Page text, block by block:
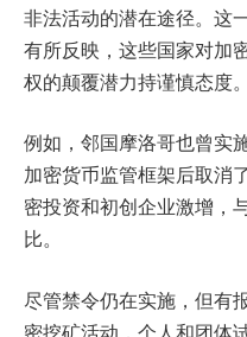
非法活动的潜在途径。这
有所反映，这些国家对加
权的颠覆潜力持谨慎态度。
例如，邻国摩洛哥也曾实
加密货币监管框架后取消
密投资和初创企业激增，
比。
尽管禁令仍在实施，但有